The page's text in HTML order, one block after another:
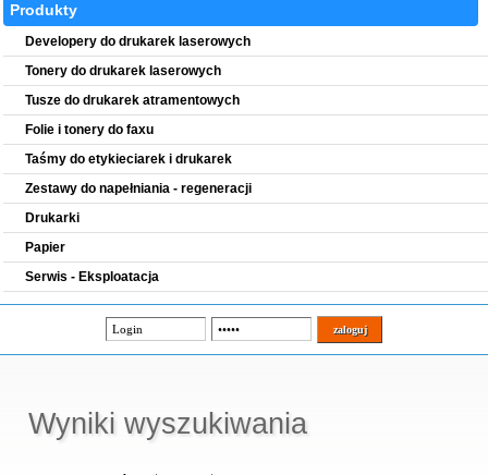
Produkty
Developery do drukarek laserowych
Tonery do drukarek laserowych
Tusze do drukarek atramentowych
Folie i tonery do faxu
Taśmy do etykieciarek i drukarek
Zestawy do napełniania - regeneracji
Drukarki
Papier
Serwis - Eksploatacja
Wyniki wyszukiwania